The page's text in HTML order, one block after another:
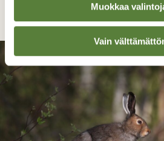
Muokkaa
Vain
Jaana Saarelainen,